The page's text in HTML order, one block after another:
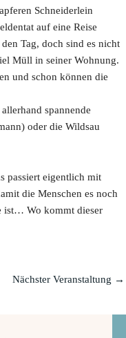
Schneiderlein
auf eine Reise
Tag, doch sind es nicht
Müll in seiner Wohnung.
und schon können die
spannende
oder die Wildsau
passiert eigentlich mit
die Menschen es noch
ist… Wo kommt dieser
Nächster Veranstaltung →